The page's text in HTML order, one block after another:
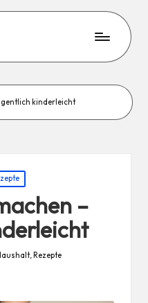
kinderleicht
–
, Rezepte